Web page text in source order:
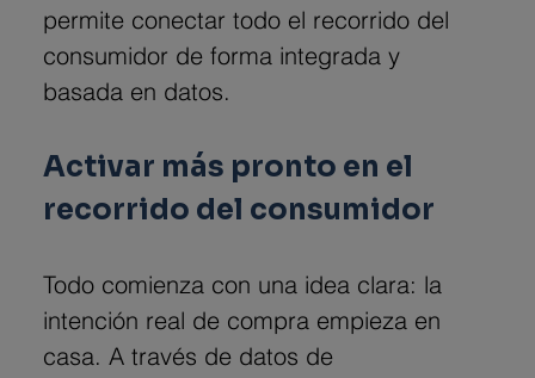
permite conectar todo el recorrido del
consumidor de forma integrada y
basada en datos.
Activar más pronto en el
recorrido del consumidor
Todo comienza con una idea clara: la
intención real de compra empieza en
casa. A través de datos de